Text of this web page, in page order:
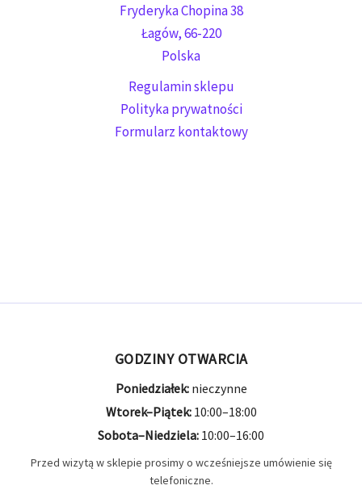
Fryderyka Chopina 38
Łagów,66-220
Polska
Regulamin sklepu
Polityka prywatności
Formularz kontaktowy
GODZINY OTWARCIA
Poniedziałek:nieczynne
Wtorek–Piątek:10:00–18:00
Sobota–Niedziela: 10:00–16:00
Przed wizytą w sklepie prosimy o wcześniejsze umówienie się
telefoniczne.